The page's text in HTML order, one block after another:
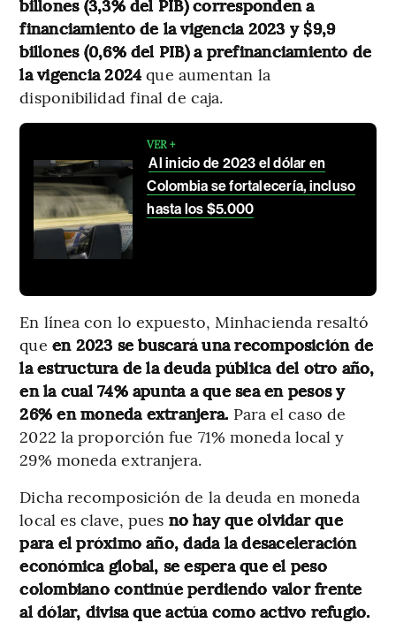
billones (3,3% del PIB) corresponden a
financiamiento de la vigencia 2023 y $9,9
billones (0,6% del PIB) a prefinanciamiento de
la vigencia 2024 que aumentan la
disponibilidad final de caja.
VER +
Al inicio de 2023 el dólar en
Colombia se fortalecería, incluso
hasta los $5.000
En línea con lo expuesto, Minhacienda resaltó
que en 2023 se buscará una recomposición de
la estructura de la deuda pública del otro año,
en la cual 74% apunta a que sea en pesos y
26% en moneda extranjera. Para el caso de
2022 la proporción fue 71% moneda local y
29% moneda extranjera.
Dicha recomposición de la deuda en moneda
local es clave, pues no hay que olvidar que
para el próximo año, dada la desaceleración
económica global, se espera que el peso
colombiano continúe perdiendo valor frente
al dólar, divisa que actúa como activo refugio.